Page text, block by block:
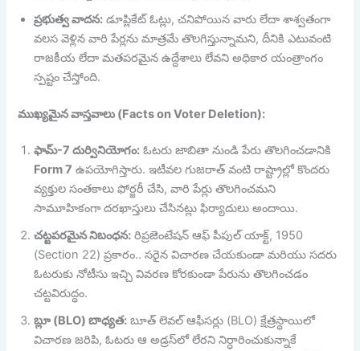
ప్రభుత్వ వాదన: డూప్లికేట్ ఓట్లు, చనిపోయిన వారు లేదా శాశ్వతంగా
వలస వెళ్లిన వారి పేర్లను మాత్రమే తొలగిస్తున్నామని, దీనికి ఎటువంటి
రాజకీయ లేదా మతపరమైన ఉద్దేశాలు లేవని అధికార యంత్రాంగం
స్పష్టం చేస్తోంది.
ముఖ్యమైన వాస్తవాలు (Facts on Voter Deletion):
ఫామ్-7 దుర్వినియోగం: ఓటరు జాబితా నుండి పేరు తొలగించడానికి
Form 7 ఉపయోగిస్తారు. ఇటీవల గుజరాత్ వంటి రాష్ట్రాల్లో కొందరు
వ్యక్తుల సంతకాలు ఫోర్జరీ చేసి, వారి పేర్లు తొలగించమని
సామూహికంగా దరఖాస్తులు చేసినట్లు ఫిర్యాదులు అందాయి.
చట్టపరమైన నిబంధన: రిప్రజెంటేషన్ ఆఫ్ పీపుల్ యాక్ట్, 1950
(Section 22) ప్రకారం.. సరైన విచారణ చేయకుండా మరియు సదరు
ఓటరుకు నోటీసు ఇచ్చి వివరణ కోరకుండా పేరును తొలగించడం
చట్టవిరుద్ధం.
బ్లూ (BLO) బాధ్యత: బూత్ లెవల్ ఆఫీసర్లు (BLO) క్షేత్రస్థాయిలో
విచారణ జరిపి, ఓటరు ఆ అడ్రస్‌లో లేరని నిర్ధారించుకున్నాకే